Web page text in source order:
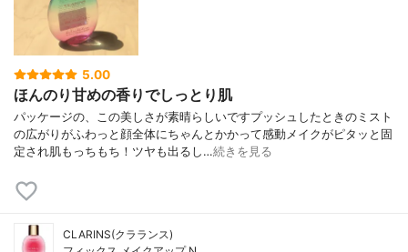
5.00
ほんのり甘めの香りでしっとり肌
パッケージの、この美しさが素晴らしいですプッシュしたときのミスト
の広がりがふわっと顔全体にちゃんとかかって感動メイクがピタッと固
定され肌もっちもち！ツヤも出るし…続きを見る
CLARINS(クラランス)